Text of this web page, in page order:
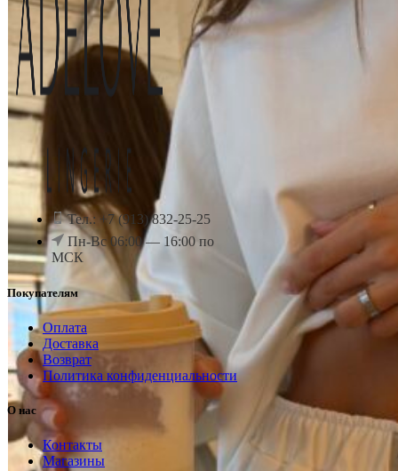
Тел.: +7 (913) 832-25-25
Пн-Вс 06:00 — 16:00 по
МСК
Покупателям
Оплата
Доставка
Возврат
Политика конфиденциальности
О нас
Контакты
Магазины